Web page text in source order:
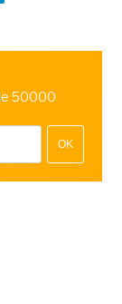
50000
OK